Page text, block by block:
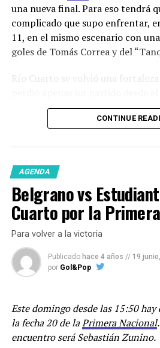
una nueva final. Para eso tendrá
complicado que supo enfrentar,
11, en el mismo escenario con
goles de Tomás Correa y del
Río Cuarto se volvió una fortaleza
condición de local (0-1 contra
encuentro del reducido pudo ser
final, un partido en casa.
Estudiantes de Buenos Aires
capaz de anular totalmente a un
Chaco For Ever y de perder contra
equipo que le costó cada visita al
cuales solo pudo ganarle a Atlético
Deportivo Maipú. Al Matador le
provincia de Córdoba en este
1 en Alberdi, 1-0 en Alta Córdoba
Luis Silva es una pieza clave en el
Vázquez, el delantero rosarino es
CONTINUE
AGENDA
Belgrano vs
Cuarto por la
Para volver a la victoria
Publicado hace 4 años // 19
por Gol&Pop
Este domingo desde las 15:50 hay
la fecha 20 de laPrimera Nacional
encuentro será Sebastián Zunino.